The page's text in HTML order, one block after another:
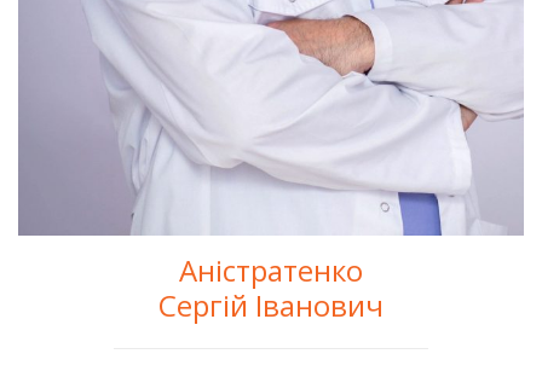
Аністратенко
Сергій Іванович